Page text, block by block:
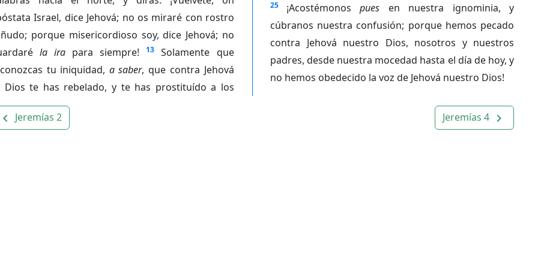
Israel, dice Jehová; no os miraré con rostro
porque misericordioso soy, dice Jehová; no
la ira para siempre! 13
Solamente que
tu iniquidad, a saber, que contra Jehová
Dios te has rebelado, y te has prostituído a los
25 ¡Acostémonos pues en nuestra ignominia, y
cúbranos nuestra confusión; porque hemos pecado
contra Jehová nuestro Dios, nosotros y nuestros
padres, desde nuestra mocedad hasta el día de hoy, y
no hemos obedecido la voz de Jehová nuestro Dios!
navigate_before Jeremías 2 Jeremías 4 navigate_next